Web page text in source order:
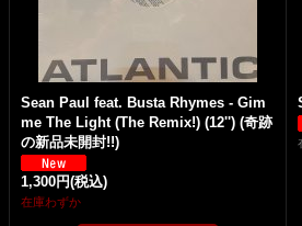
Sean Paul feat. Busta Rhymes - Gim
me The Light (The Remix!) (12'') (奇跡
の新品未開封!!)
1,300円(税込)
在庫わずか